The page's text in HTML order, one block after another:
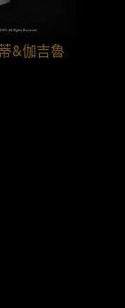
&伽吉魯